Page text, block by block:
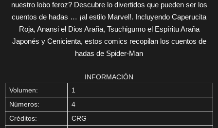
nuestro lobo feroz? Descubre lo divertidos que pueden ser los
cuentos de hadas … ¡al estilo Marvel!. Incluyendo Caperucita
Roja, Anansi el Dios Araña, Tsuchigumo el Espíritu Araña
Japonés y Cenicienta, estos comics recopilan los cuentos de
hadas de Spider-Man
INFORMACIÓN
Volumen:
1
Números:
4
Créditos:
CRG